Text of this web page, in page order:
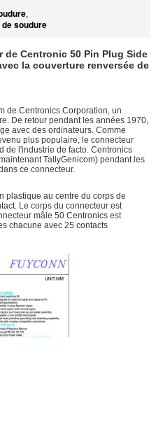
,
soudure
de Centronic 50 Pin Plug Side
la couverture renversée de
de Centronics Corporation, un
De retour pendant les années 1970,
avec des ordinateurs. Comme
plus populaire, le connecteur
de l'industrie de facto. Centronics
TallyGenicom) pendant les
ce connecteur.
plastique au centre du corps de
Le corps du connecteur est
mâle 50 Centronics est
chacune avec 25 contacts